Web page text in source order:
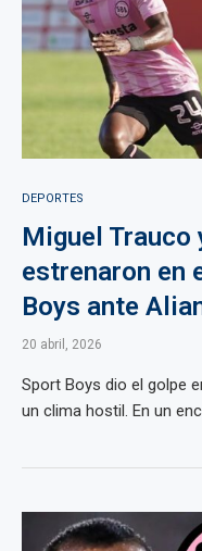
DEPORTES
Miguel Trauco
estrenaron en
Boys ante
20 abril, 2026
Sport Boys dio el golpe
un clima hostil. En un